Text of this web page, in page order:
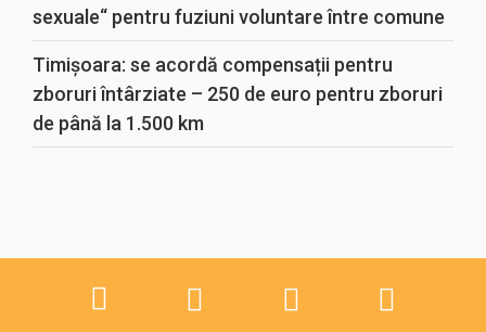
sexuale“ pentru fuziuni voluntare între comune
Timișoara: se acordă compensații pentru
zboruri întârziate – 250 de euro pentru zboruri
de până la 1.500 km